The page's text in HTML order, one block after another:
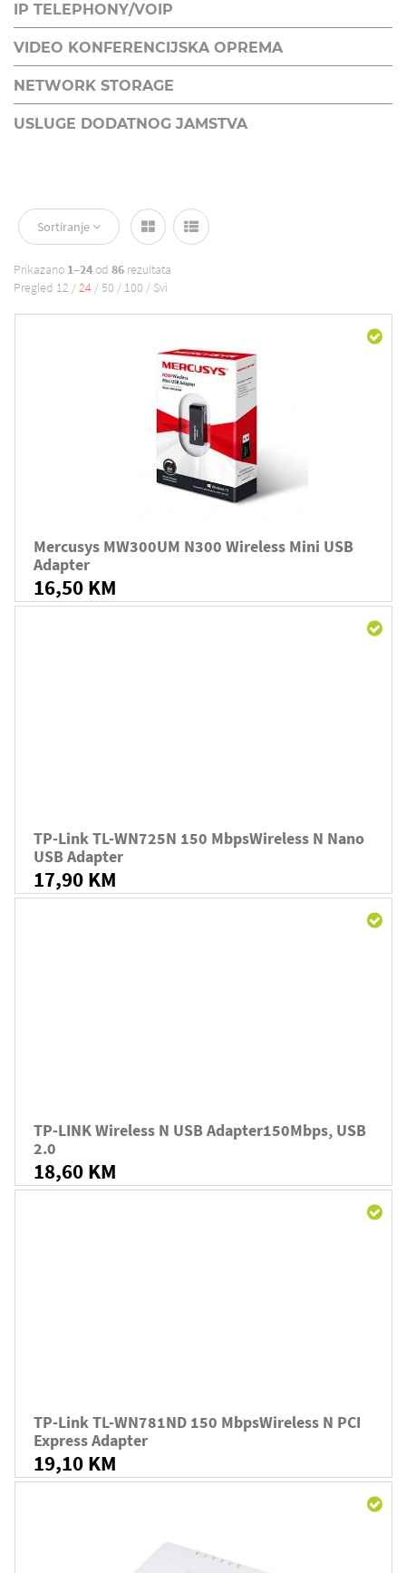
IP TELEPHONY/VOIP
VIDEO KONFERENCIJSKA OPREMA
NETWORK STORAGE
USLUGE DODATNOG JAMSTVA
Sortiranje
Prikazano 1–24 od 86 rezultata
Pregled 12 /24 /50 / 100 / Svi
Mercusys MW300UM N300 Wireless Mini USB
Adapter
16,50 KM
TP-Link TL-WN725N 150 MbpsWireless N Nano
USB Adapter
17,90 KM
TP-LINK Wireless N USB Adapter150Mbps, USB
2.0
18,60 KM
TP-Link TL-WN781ND 150 MbpsWireless N PCI
Express Adapter
19,10 KM